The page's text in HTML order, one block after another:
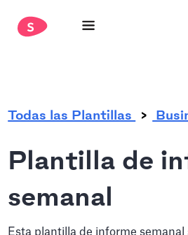
Todas las Plantillas
Plantilla de
semanal
Esta plantilla de informe semanal